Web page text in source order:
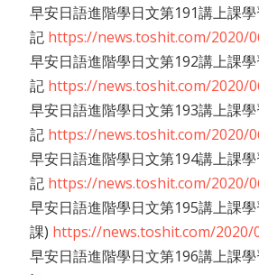
早安日語進階學日文第191講上課
記 https://news.toshit.com/2020/
早安日語進階學日文第192講上課
記 https://news.toshit.com/2020/
早安日語進階學日文第193講上課
記 https://news.toshit.com/2020/
早安日語進階學日文第194講上課
記 https://news.toshit.com/2020/
早安日語進階學日文第195講上課
課) https://news.toshit.com/2020/
早安日語進階學日文第196講上課